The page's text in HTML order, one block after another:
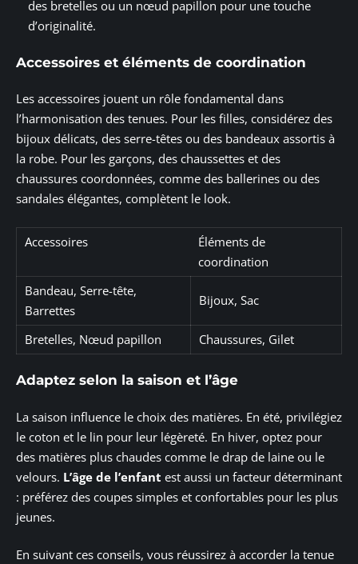
des bretelles ou un nœud papillon pour une touche
d’originalité.
Accessoires et éléments de coordination
Les accessoires jouent un rôle fondamental dans
l’harmonisation des tenues. Pour les filles, considérez des
bijoux délicats, des serre-têtes ou des bandeaux assortis à
la robe. Pour les garçons, des chaussettes et des
chaussures coordonnées, comme des ballerines ou des
sandales élégantes, complètent le look.
Accessoires
Éléments de
coordination
Bandeau, Serre-tête,
Barrettes
Bijoux, Sac
Bretelles, Nœud papillon Chaussures, Gilet
Adaptez selon la saison et l’âge
La saison influence le choix des matières. En été, privilégiez
le coton et le lin pour leur légèreté. En hiver, optez pour
des matières plus chaudes comme le drap de laine ou le
velours. L’âge de l’enfant est aussi un facteur déterminant
: préférez des coupes simples et confortables pour les plus
jeunes.
En suivant ces conseils, vous réussirez à accorder la tenue